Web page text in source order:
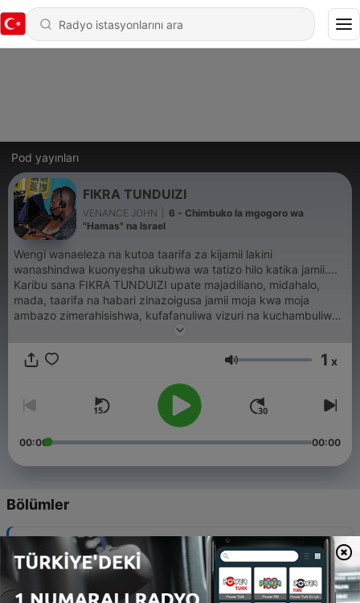
Pod yayınları
FIKRA TUNDUIZI
VENANCE JOHN
6 - Chimbuko la mgogoro wa
"Hamas" na Israel
Wengi wanaeleza na kutoa taarifa za kijamii lakini
wanashindwa kuonyesha ukubwa wa tatizo hilo katika jamii....
Karibu sana FIKRA TUNDUIZI upate majadiliano, midahalo,
mada, taarifa na habari zinazoigusa jamii moja kwa moja
ambazo zimerahisishwa, kufafanuliwa vizuri na kuchambuliwa
kwa namna ambayo hutoachwa na shaka wala hutoachwa bila
KUJENGA JAMII.
Ses 1 x
00:00 00:00
Bölümler
Chimbuko la mgogoro wa "Hamas" na Israel
05 Ara 2023
5 Unyanyasaji wa kijinsia mtandaoni